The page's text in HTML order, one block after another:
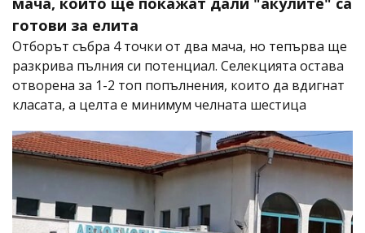
готови за елита
Отборът събра 4 точки от два мача, но тепърва ще
разкрива пълния си потенциал. Селекцията остава
отворена за 1-2 топ попълнения, които да вдигнат
класата, а целта е минимум челната шестица